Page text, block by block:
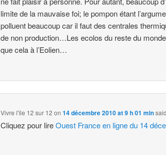
limite de la mauvaise foi; le pompon étant
polluent beaucoup car il faut des centrales
de non production…Les ecolos du reste du
que cela à l’Eolien…
Vivre l'île 12 sur 12 on14 décembre 2010 at 9 h 01 min
Cliquez pour lireOuest France en ligne du 14